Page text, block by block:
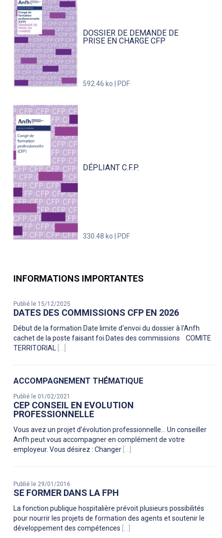
DOSSIER DE DEMANDE DE
PRISE EN CHARGE CFP
592.46 ko | PDF
DÉPLIANT C.F.P.
330.48 ko | PDF
INFORMATIONS IMPORTANTES
Publié le 15/12/2025
DATES DES COMMISSIONS CFP EN 2026
Début de la formation Date limite d'envoi du dossier à l'Anfh
cachet de la poste faisant foi Dates des commissions COMITE
TERRITORIAL [...]
ACCOMPAGNEMENT THÉMATIQUE
Publié le 01/02/2021
CEP CONSEIL EN EVOLUTION
PROFESSIONNELLE
Vous avez un projet d’évolution professionnelle… Un conseiller
Anfh peut vous accompagner en complément de votre
employeur. Vous désirez : Changer [...]
Publié le 29/01/2016
SE FORMER DANS LA FPH
La fonction publique hospitalière prévoit plusieurs possibilités
pour nourrir les projets de formation des agents et soutenir le
développement des compétences [...]